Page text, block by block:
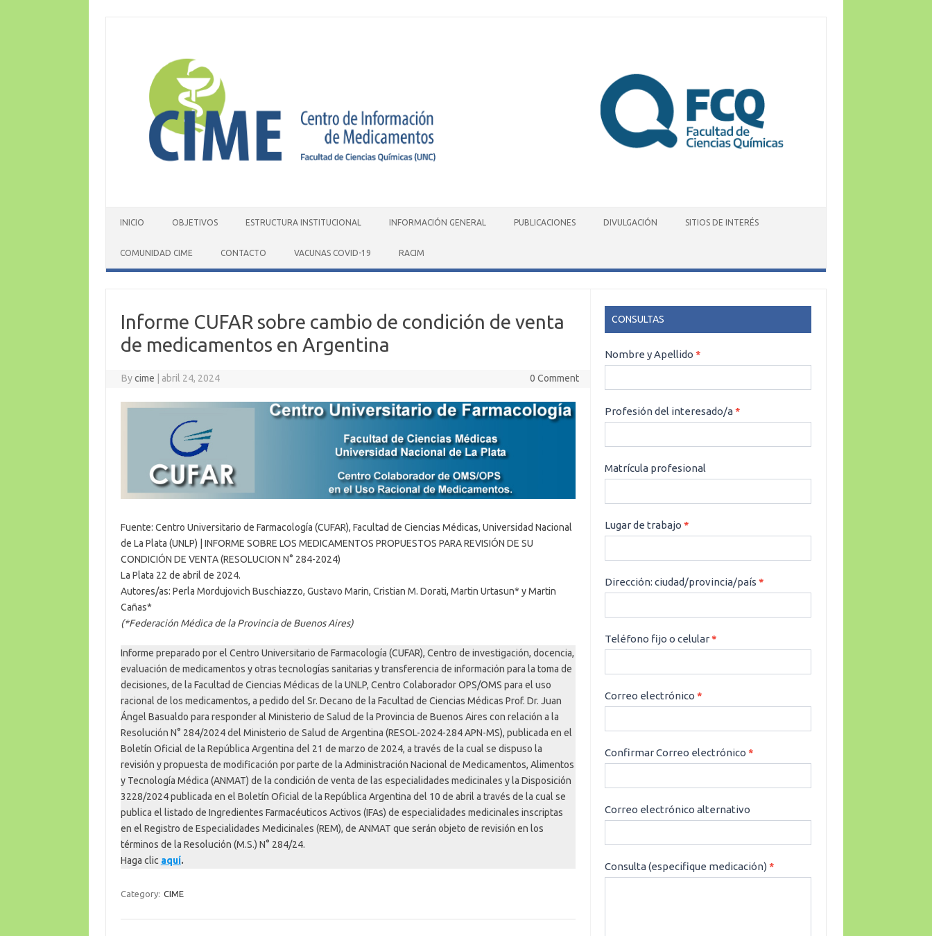
INICIO OBJETIVOS ESTRUCTURA INSTITUCIONAL INFORMACIÓN GENERAL PUBLICACIONES DIVULGACIÓN SITIOS DE INTERÉS
COMUNIDAD CIME CONTACTO VACUNAS COVID-19 RACIM
Informe CUFAR sobre cambio de condición de venta
de medicamentos en Argentina
Bycime abril 24, 2024 0 Comment
Fuente: Centro Universitario de Farmacología (CUFAR), Facultad de Ciencias Médicas, Universidad Nacional
de La Plata (UNLP) | INFORME SOBRE LOS MEDICAMENTOS PROPUESTOS PARA REVISIÓN DE SU
CONDICIÓN DE VENTA (RESOLUCION N° 284-2024)
La Plata 22 de abril de 2024.
Autores/as: Perla Mordujovich Buschiazzo, Gustavo Marin, Cristian M. Dorati, Martin Urtasun* y Martin
Cañas*
(*Federación Médica de la Provincia de Buenos Aires)
Informe preparado por el Centro Universitario de Farmacología (CUFAR), Centro de investigación, docencia,
evaluación de medicamentos y otras tecnologías sanitarias y transferencia de información para la toma de
decisiones, de la Facultad de Ciencias Médicas de la UNLP, Centro Colaborador OPS/OMS para el uso
racional de los medicamentos, a pedido del Sr. Decano de la Facultad de Ciencias Médicas Prof. Dr. Juan
Ángel Basualdo para responder al Ministerio de Salud de la Provincia de Buenos Aires con relación a la
Resolución N° 284/2024 del Ministerio de Salud de Argentina (RESOL-2024-284 APN-MS), publicada en el
Boletín Oficial de la República Argentina del 21 de marzo de 2024, a través de la cual se dispuso la
revisión y propuesta de modificación por parte de la Administración Nacional de Medicamentos, Alimentos
y Tecnología Médica (ANMAT) de la condición de venta de las especialidades medicinales y la Disposición
3228/2024 publicada en el Boletín Oficial de la República Argentina del 10 de abril a través de la cual se
publica el listado de Ingredientes Farmacéuticos Activos (IFAs) de especialidades medicinales inscriptas
en el Registro de Especialidades Medicinales (REM), de ANMAT que serán objeto de revisión en los
términos de la Resolución (M.S.) N° 284/24.
Haga clic aquí.
Category: CIME
CONSULTAS
CONSULTAS
Nombre y Apellido*
Profesión del interesado/a*
Matrícula profesional
Lugar de trabajo*
Dirección: ciudad/provincia/país*
Teléfono fijo o celular*
Correo electrónico*
Confirmar Correo electrónico*
Correo electrónico alternativo
Consulta (especifique medicación)*